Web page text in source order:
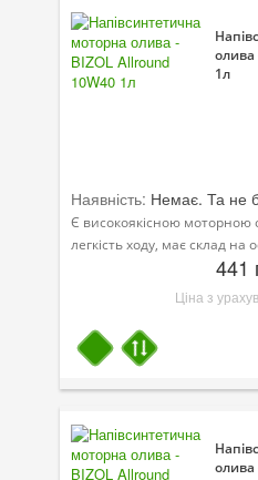
олива
1л
Наявність: Немає. Та не
Є високоякісною моторною
легкість ходу, має склад на
441
Ціна з
олива